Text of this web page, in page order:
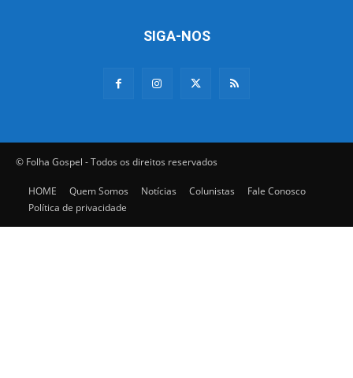
SIGA-NOS
© Folha Gospel - Todos os direitos reservados
HOME Quem Somos Notícias Colunistas
Fale Conosco
Política de privacidade